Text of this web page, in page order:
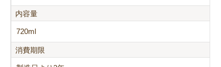
内容量
720ml
消費期限